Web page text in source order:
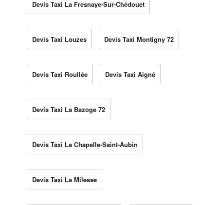
Devis Taxi La Fresnaye-Sur-Chédouet
Devis Taxi Louzes Devis Taxi Montigny 72
Devis Taxi Roullée Devis Taxi Aigné
Devis Taxi La Bazoge 72
Devis Taxi La Chapelle-Saint-Aubin
Devis Taxi La Milesse